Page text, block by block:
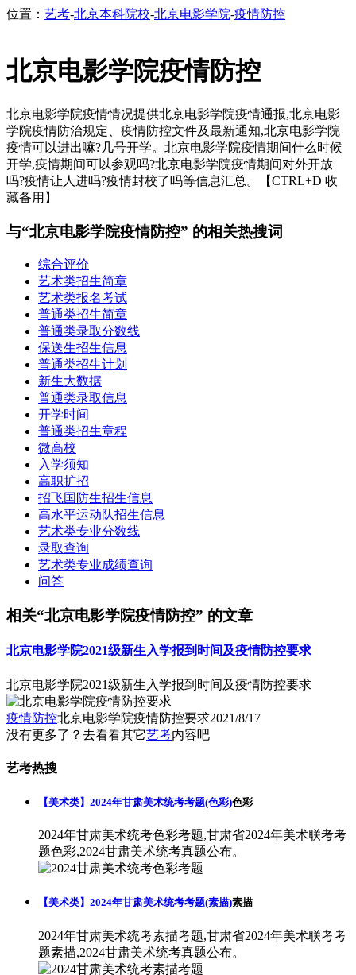
位置： 艺考-北京本科院校-北京电影学院-疫情防控
北京电影学院疫情防控
北京电影学院疫情情况提供北京电影学院疫情通报,北京电影
学院疫情防治规定、疫情防控文件及最新通知,北京电影学院
疫情可以进出嘛?几号开学。北京电影学院疫情期间什么时候
开学,疫情期间可以参观吗?北京电影学院疫情期间对外开放
吗?疫情让人进吗?疫情封校了吗等信息汇总。【CTRL+D 收
藏备用】
与“北京电影学院疫情防控” 的相关热搜词
综合评价
艺术类招生简章
艺术类报名考试
普通类招生简章
普通类录取分数线
保送生招生信息
普通类招生计划
新生大数据
普通类录取信息
开学时间
普通类招生章程
微高校
入学须知
高职扩招
招飞国防生招生信息
高水平运动队招生信息
艺术类专业分数线
录取查询
艺术类专业成绩查询
问答
相关“北京电影学院疫情防控” 的文章
北京电影学院2021级新生入学报到时间及疫情防控要求
北京电影学院2021级新生入学报到时间及疫情防控要求
疫情防控北京电影学院疫情防控要求2021/8/17
没有更多了？去看看其它艺考内容吧
艺考热搜
【美术类】2024年甘肃美术统考考题(色彩)色彩
2024年甘肃美术统考色彩考题,甘肃省2024年美术联考考
题色彩,2024甘肃美术统考真题公布。
【美术类】2024年甘肃美术统考考题(素描)素描
2024年甘肃美术统考素描考题,甘肃省2024年美术联考考
题素描,2024甘肃美术统考真题公布。